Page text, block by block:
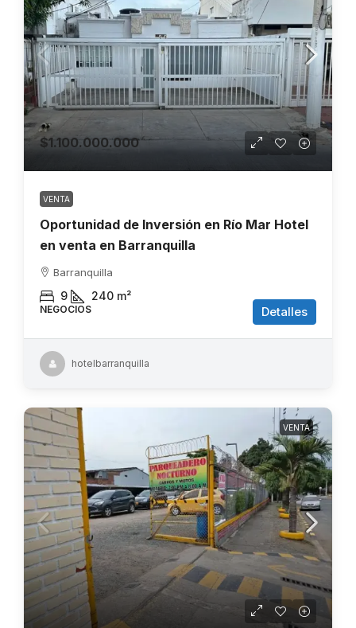
$1.100.000.000
VENTA
Oportunidad de Inversión en Río Mar Hotel
en venta en Barranquilla
Barranquilla
9 240 m²
NEGOCIOS Detalles
hotelbarranquilla
VENTA